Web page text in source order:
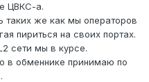
ЦВКС-а.
таких же как мы операторов
пириться на своих портах.
сети мы в курсе.
в обменнике принимаю по